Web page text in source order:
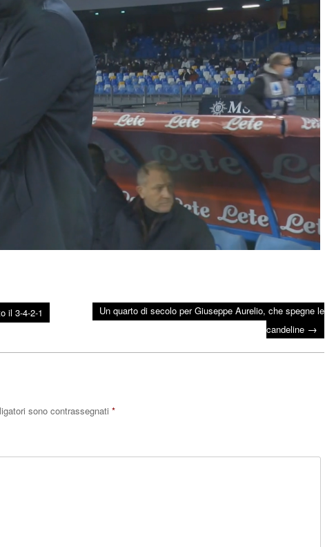
il 3-4-2-1
Un quarto di secolo per Giuseppe Aurelio, che spegne le
candeline →
sono contrassegnati *